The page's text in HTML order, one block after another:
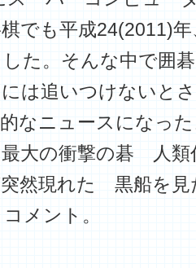
でも平成24(2011)
た。そんな中で囲
は追いつけないと
なニュースになっ
最大の衝撃の碁 人
然現れた 黒船を
メント。